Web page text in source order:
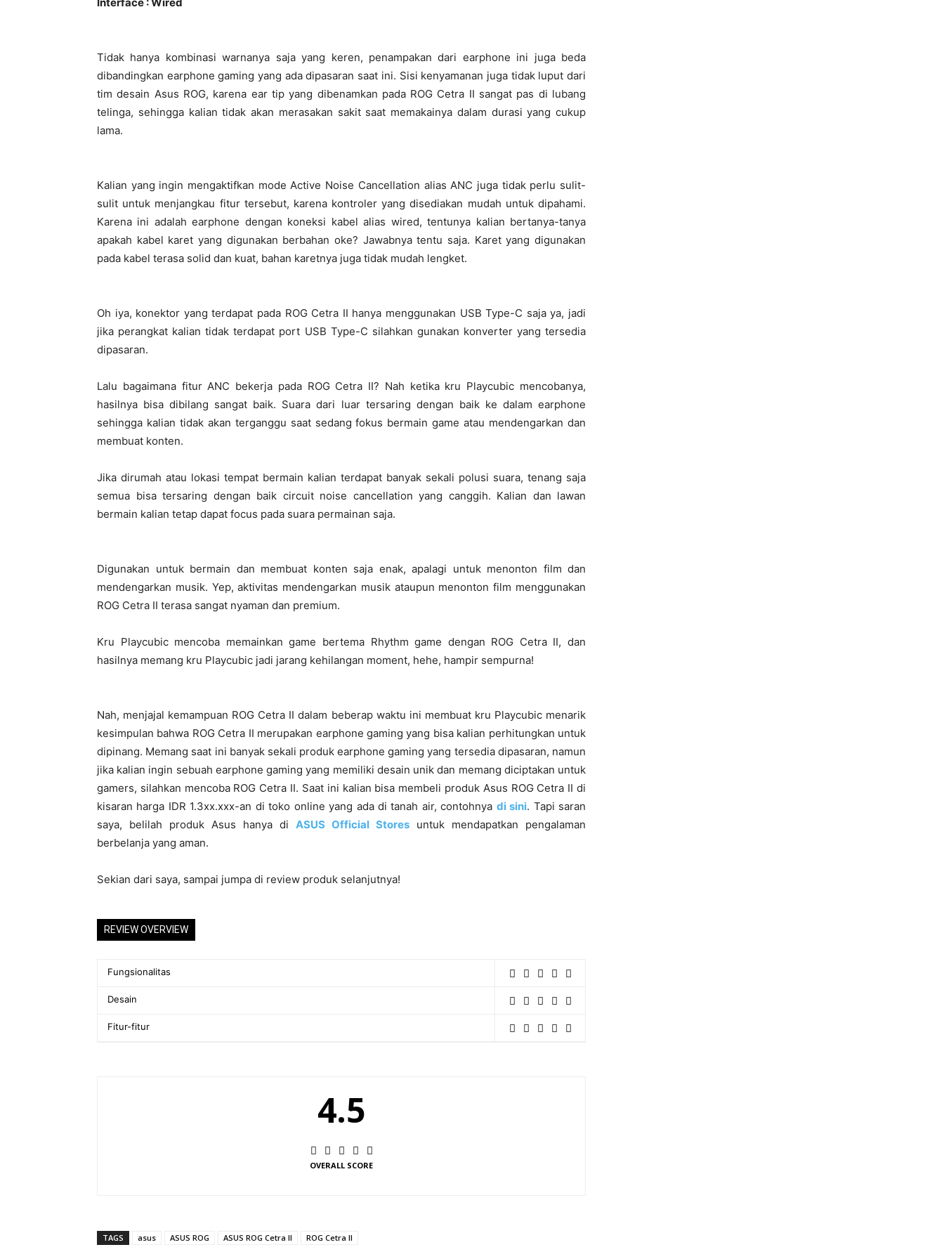
Tidak hanya kombinasi warnanya saja yang keren, penampakan dari earphone ini juga beda
dibandingkan earphone gaming yang ada dipasaran saat ini. Sisi kenyamanan juga tidak luput dari
tim desain Asus ROG, karena ear tip yang dibenamkan pada ROG Cetra II sangat pas di lubang
telinga, sehingga kalian tidak akan merasakan sakit saat memakainya dalam durasi yang cukup
lama.
Kalian yang ingin mengaktifkan mode Active Noise Cancellation alias ANC juga tidak perlu sulit-
sulit untuk menjangkau fitur tersebut, karena kontroler yang disediakan mudah untuk dipahami.
Karena ini adalah earphone dengan koneksi kabel alias wired, tentunya kalian bertanya-tanya
apakah kabel karet yang digunakan berbahan oke? Jawabnya tentu saja. Karet yang digunakan
pada kabel terasa solid dan kuat, bahan karetnya juga tidak mudah lengket.
Oh iya, konektor yang terdapat pada ROG Cetra II hanya menggunakan USB Type-C saja ya, jadi
jika perangkat kalian tidak terdapat port USB Type-C silahkan gunakan konverter yang tersedia
dipasaran.
Lalu bagaimana fitur ANC bekerja pada ROG Cetra II? Nah ketika kru Playcubic mencobanya,
hasilnya bisa dibilang sangat baik. Suara dari luar tersaring dengan baik ke dalam earphone
sehingga kalian tidak akan terganggu saat sedang fokus bermain game atau mendengarkan dan
membuat konten.
Jika dirumah atau lokasi tempat bermain kalian terdapat banyak sekali polusi suara, tenang saja
semua bisa tersaring dengan baik circuit noise cancellation yang canggih. Kalian dan lawan
bermain kalian tetap dapat focus pada suara permainan saja.
Digunakan untuk bermain dan membuat konten saja enak, apalagi untuk menonton film dan
mendengarkan musik. Yep, aktivitas mendengarkan musik ataupun menonton film menggunakan
ROG Cetra II terasa sangat nyaman dan premium.
Kru Playcubic mencoba memainkan game bertema Rhythm game dengan ROG Cetra II, dan
hasilnya memang kru Playcubic jadi jarang kehilangan moment, hehe, hampir sempurna!
Nah, menjajal kemampuan ROG Cetra II dalam beberap waktu ini membuat kru Playcubic menarik
kesimpulan bahwa ROG Cetra II merupakan earphone gaming yang bisa kalian perhitungkan untuk
dipinang. Memang saat ini banyak sekali produk earphone gaming yang tersedia dipasaran, namun
jika kalian ingin sebuah earphone gaming yang memiliki desain unik dan memang diciptakan untuk
gamers, silahkan mencoba ROG Cetra II. Saat ini kalian bisa membeli produk Asus ROG Cetra II di
kisaran harga IDR 1.3xx.xxx-an di toko online yang ada di tanah air, contohnya di sini. Tapi saran
saya, belilah produk Asus hanya di ASUS Official Stores untuk mendapatkan pengalaman
berbelanja yang aman.
Sekian dari saya, sampai jumpa di review produk selanjutnya!
REVIEW OVERVIEW
Fungsionalitas
Desain
Fitur-fitur
4.5
OVERALL SCORE
TAGS asus ASUS ROG ASUS ROG Cetra II ROG Cetra II